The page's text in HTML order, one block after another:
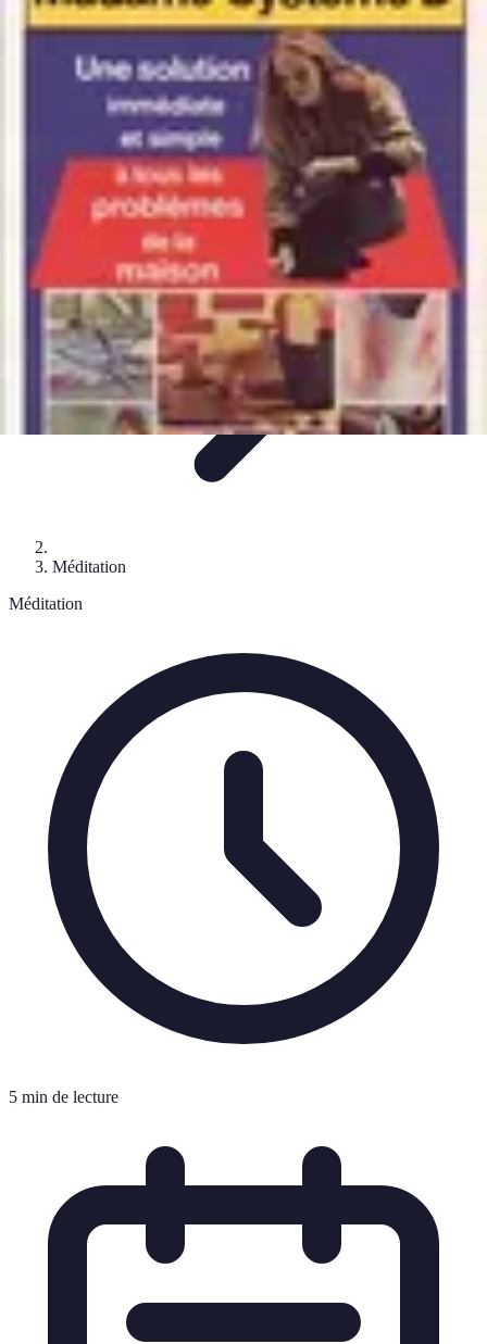
Astuces Anti Stress
Astuces NaturellesAstuces PratiquesMéditation et
RelaxationRoutines et Habitudes Techniques de Relaxation
Astuces Anti Stress
Méditation
Méditation
5 min de lecture